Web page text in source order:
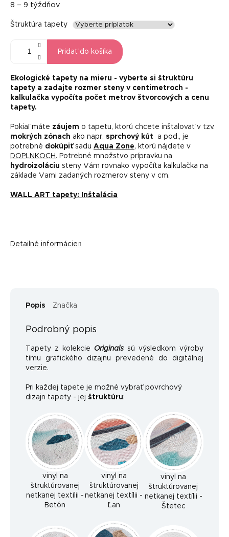
cena:
8 – 9 týždňov
Štruktúra tapety
Pridať do košíka
Ekologické tapety na mieru - vyberte si štruktúru
tapety a zadajte rozmer steny v centimetroch -
kalkulačka vypočíta počet metrov štvorcových a cenu
tapety.
Pokiaľ máte záujem o tapetu, ktorú chcete inštalovať v tzv.
mokrých zónach ako napr. sprchový kút
a pod., je
potrebné dokúpiťsadu Aqua Zone, ktorú nájdete v
DOPLNKOCH . Potrebné množstvo prípravku na
hydroizoláciu steny Vám rovnako vypočíta kalkulačka na
základe Vami zadaných rozmerov steny v cm.
WALL ART tapety: Inštalácia
Detailné informácie
Popis Značka
Podrobný popis
Tapety z kolekcie Originals sú výsledkom výroby
tímu grafického dizajnu prevedené do digitálnej
verzie.
Pri každej tapete je možné vybrať povrchový
dizajn tapety - jej štruktúru:
vinyl na
štruktúrovanej
netkanej textílii -
Betón
vinyl na
štruktúrovanej
netkanej textílii -
Ľan
vinyl na
štruktúrovanej
netkanej textílii -
Štetec